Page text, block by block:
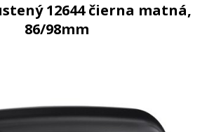
12644 čierna matná,
86/98mm